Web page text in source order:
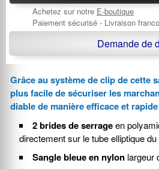
Achetez sur notre E-boutique
Paiement sécurisé - Livraison franco
Demande de
Grâce au système de clip de cette
plus facile de sécuriser les
diable de manière efficace et rapide
2 brides de serrageen
directement sur le tube elliptique
Sangle bleue en nylon largeur